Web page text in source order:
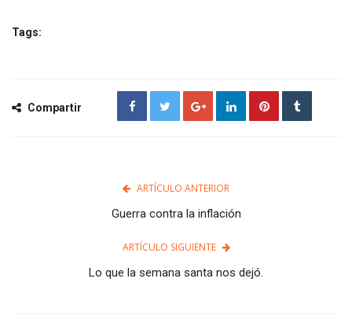
Tags:
Compartir
ARTÍCULO ANTERIOR
Guerra contra la inflación
ARTÍCULO SIGUIENTE
Lo que la semana santa nos dejó.